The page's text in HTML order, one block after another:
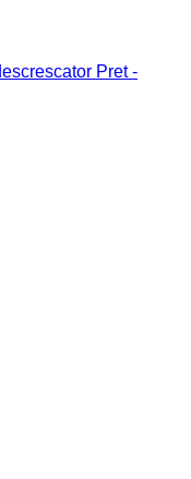
Pret -